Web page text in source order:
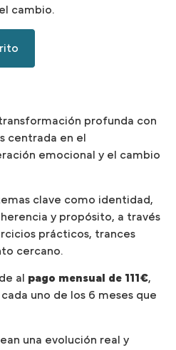
cambio.
profunda con
centrada en el
emocional y el cambio
clave como identidad,
y propósito, a través
prácticos, trances
cercano.
al pago mensual de 111€,
uno de los 6 meses que
una evolución real y